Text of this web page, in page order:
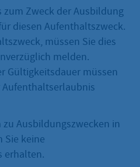
Zweck der Ausbildung
diesen Aufenthaltszweck.
müssen Sie dies
melden.
Gültigkeitsdauer müssen
Aufenthaltserlaubnis
zu Ausbildungszwecken in
Sie keine
erhalten.